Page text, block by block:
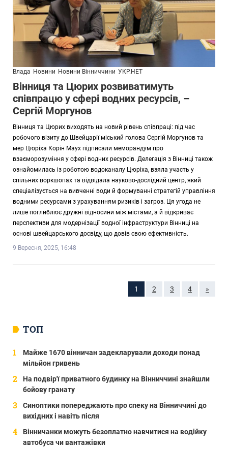
Влада Новини Новини Вінниччини УКР.НЕТ
Вінниця та Цюрих розвиватимуть
співпрацю у сфері водних ресурсів, –
Сергій Моргунов
Вінниця та Цюрих виходять на новий рівень співпраці: під час
робочого візиту до Швейцарії міський голова Сергій Моргунов та
мер Цюріха Корін Маух підписали меморандум про
взаєморозуміння у сфері водних ресурсів. Делегація з Вінниці також
ознайомилась із роботою водоканалу Цюріха, взяла участь у
спільних воркшопах та відвідала науково-дослідний центр, який
спеціалізується на вивченні води й формуванні стратегій управління
водними ресурсами з урахуванням ризиків і загроз. Ця угода не
лише поглиблює дружні відносини між містами, а й відкриває
перспективи для модернізації водної інфраструктури Вінниці на
основі швейцарського досвіду, що довів свою ефективність.
9 Вересня, 2025, 16:48
1 2 3 4 »
ТОП
Майже 1670 вінничан задекларували доходи понад
мільйон гривень
На подвір'ї приватного будинку на Вінниччині знайшли
бойову гранату
Синоптики попереджають про спеку на Вінниччині до
вихідних і навіть після
Вінничанки можуть безоплатно навчитися на водійку
автобуса чи вантажівки